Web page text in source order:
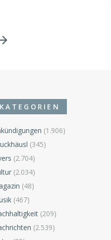
KATEGORIEN
(1.906)
(345)
(2.704)
(2.034)
(48)
(467)
(209)
(2.539)